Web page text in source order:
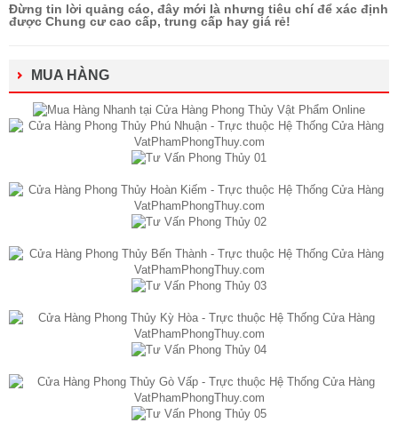
Đừng tin lời quảng cáo, đây mới là nhưng tiêu chí để xác định
được Chung cư cao cấp, trung cấp hay giá rẻ!
MUA HÀNG